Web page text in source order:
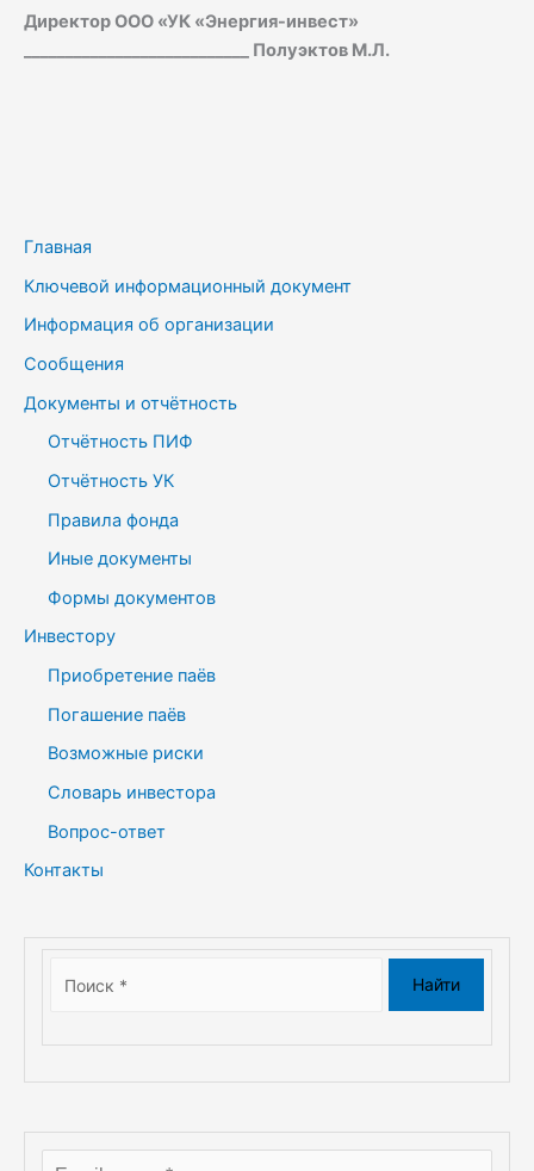
Главная
Ключевой информационный документ
Информация об организации
Сообщения
Документы и отчётность
Отчётность ПИФ
Отчётность УК
Правила фонда
Иные документы
Формы документов
Инвестору
Приобретение паёв
Погашение паёв
Возможные риски
Словарь инвестора
Вопрос-ответ
Контакты
Директор ООО «УК «Энергия-инвест»
___________________________ Полуэктов М.Л.